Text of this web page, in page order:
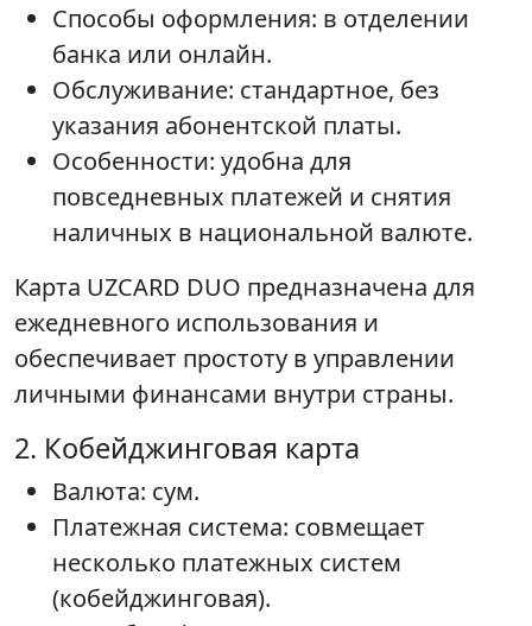
Способы оформления: в отделении
банка или онлайн.
Обслуживание: стандартное, без
указания абонентской платы.
Особенности: удобна для
повседневных платежей и снятия
наличных в национальной валюте.
Карта UZCARD DUO предназначена для
ежедневного использования и
обеспечивает простоту в управлении
личными финансами внутри страны.
2. Кобейджинговая карта
Валюта: сум.
Платежная система: совмещает
несколько платежных систем
(кобейджинговая).